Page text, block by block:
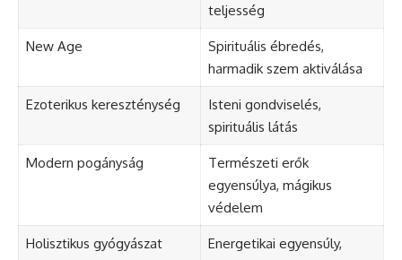
teljesség
New Age
Spirituális ébredés,
harmadik szem aktiválása
Ezoterikus kereszténység
Isteni gondviselés,
spirituális látás
Modern pogányság
Természeti erők
egyensúlya, mágikus
védelem
Holisztikus gyógyászat
Energetikai egyensúly,